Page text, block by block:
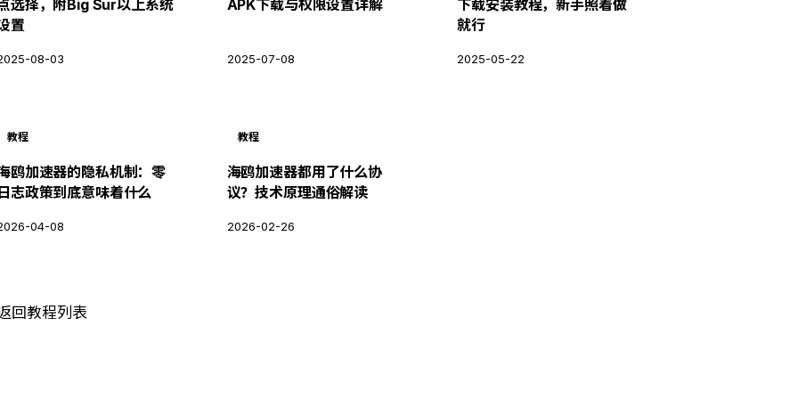
选择，附Big Sur以上系统
置
08-03
APK下载与权限设置详解
2025-07-08
下载安装教程，新手照着做
就行
2025-05-22
教程
鸥加速器的隐私机制：零
志政策到底意味着什么
04-08
教程
海鸥加速器都用了什么协
议？技术原理通俗解读
2026-02-26
回教程列表